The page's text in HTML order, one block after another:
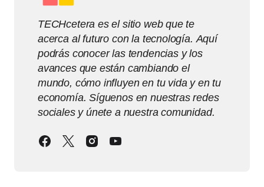
TECHcetera es el sitio web que te
acerca al futuro con la tecnología. Aquí
podrás conocer las tendencias y los
avances que están cambiando el
mundo, cómo influyen en tu vida y en tu
economía. Síguenos en nuestras redes
sociales y únete a nuestra comunidad.